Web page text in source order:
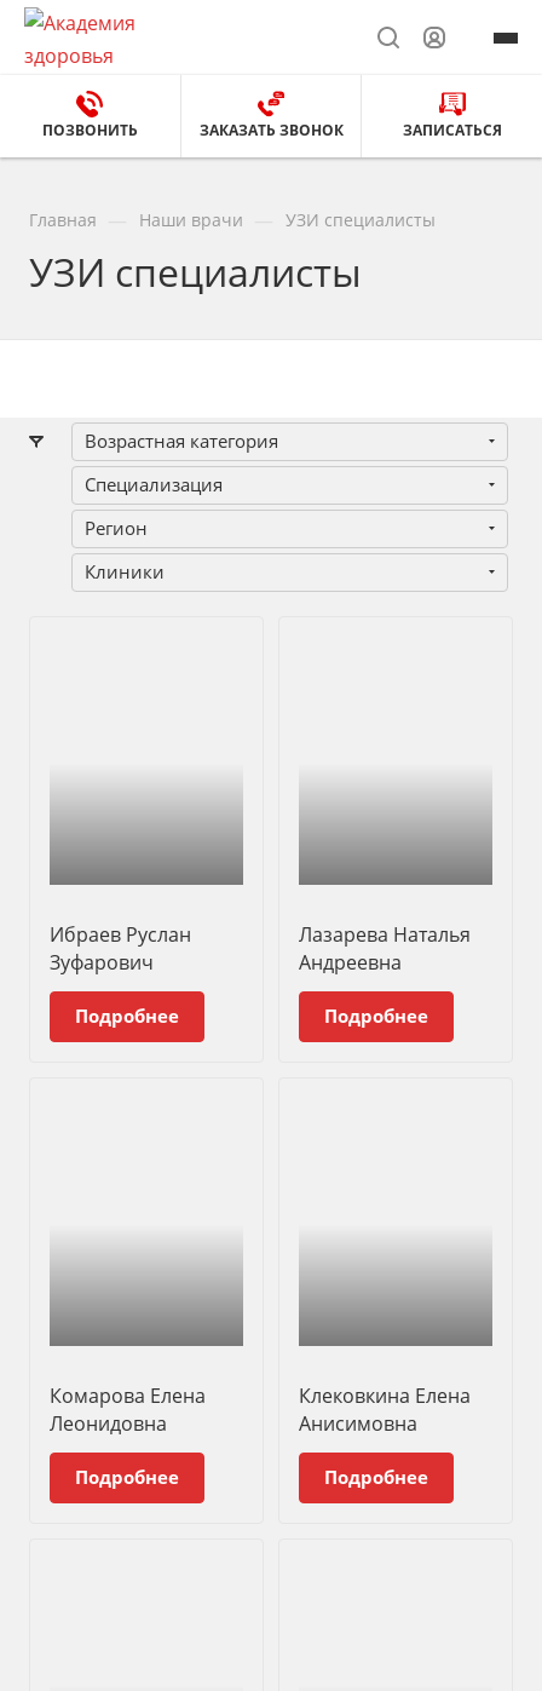
ПОЗВОНИТЬ ЗАКАЗАТЬ ЗВОНОК ЗАПИСАТЬСЯ
Главная Наши врачи УЗИ специалисты
УЗИ специалисты
Возрастная категория
Специализация
Регион
Клиники
Ибраев Руслан
Зуфарович
Подробнее
Лазарева Наталья
Андреевна
Подробнее
Комарова Елена
Леонидовна
Подробнее
Клековкина Елена
Анисимовна
Подробнее